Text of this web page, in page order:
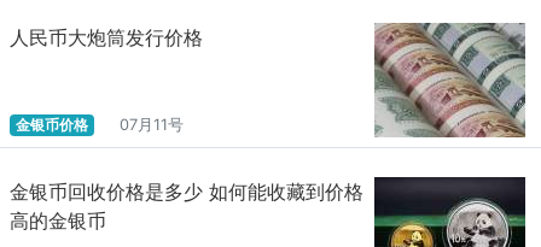
人民币大炮筒发行价格
金银币价格 07月11号
金银币回收价格是多少 如何能收藏到价格
高的金银币